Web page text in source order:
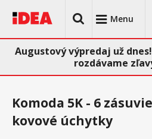
Menu
Augustový výpredaj už
rozdávame
Komoda 5K - 6
kovové úchytky